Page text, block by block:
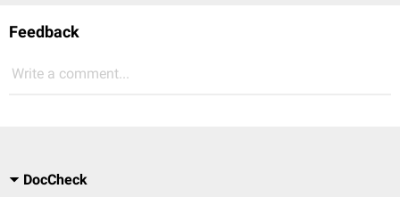
Feedback
Write a comment...
DocCheck